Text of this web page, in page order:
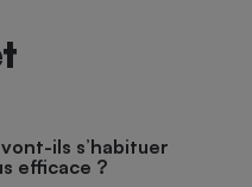
ils s’habituer
efficace ?